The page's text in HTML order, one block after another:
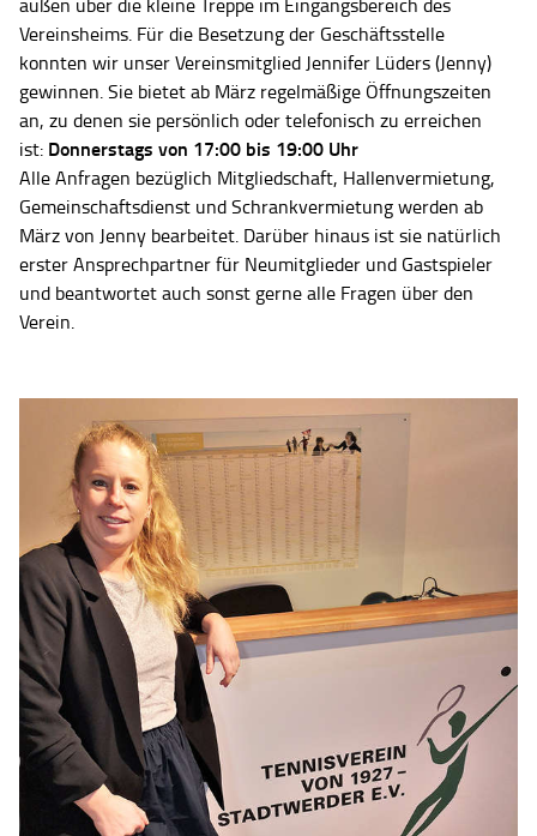
außen über die kleine Treppe im Eingangsbereich des
Vereinsheims. Für die Besetzung der Geschäftsstelle
konnten wir unser Vereinsmitglied Jennifer Lüders (Jenny)
gewinnen. Sie bietet ab März regelmäßige Öffnungszeiten
an, zu denen sie persönlich oder telefonisch zu erreichen
ist: Donnerstags von 17:00 bis 19:00 Uhr
Alle Anfragen bezüglich Mitgliedschaft, Hallenvermietung,
Gemeinschaftsdienst und Schrankvermietung werden ab
März von Jenny bearbeitet. Darüber hinaus ist sie natürlich
erster Ansprechpartner für Neumitglieder und Gastspieler
und beantwortet auch sonst gerne alle Fragen über den
Verein.